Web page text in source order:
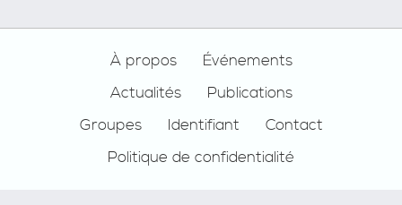
À propos
Événements
Actualités
Publications
Groupes
Identifiant
Contact
Politique de confidentialité